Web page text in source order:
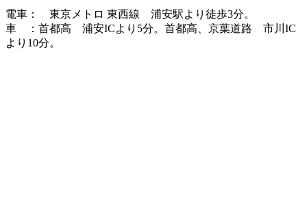
電車： 東京メトロ 東西線 浦安駅より徒歩3分。
車 ：首都高 浦安ICより5分。首都高、京葉道路 市川IC
より10分。